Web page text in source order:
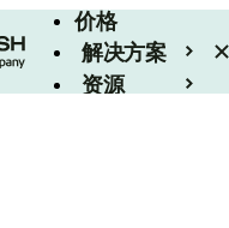
价格
解决方案
资源